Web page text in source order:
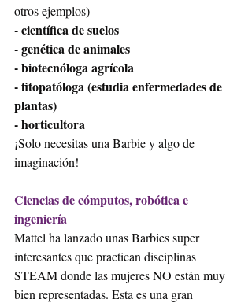
otros ejemplos)
- científica de suelos
- genética de animales
- biotecnóloga agrícola
- fitopatóloga (estudia enfermedades de
plantas)
- horticultora
¡Solo necesitas una Barbie y algo de
imaginación!
Ciencias de cómputos, robótica e
ingeniería
Mattel ha lanzado unas Barbies super
interesantes que practican disciplinas
STEAM donde las mujeres NO están muy
bien representadas. Esta es una gran